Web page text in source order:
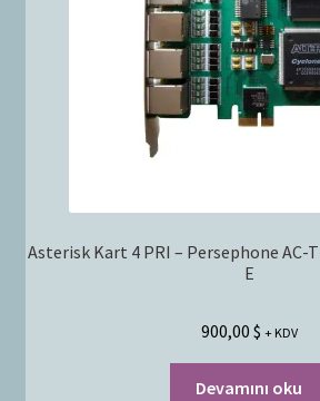
Asterisk Kart 4 PRI – Persephone AC-
E
900,00 $ + KDV
Devamını oku